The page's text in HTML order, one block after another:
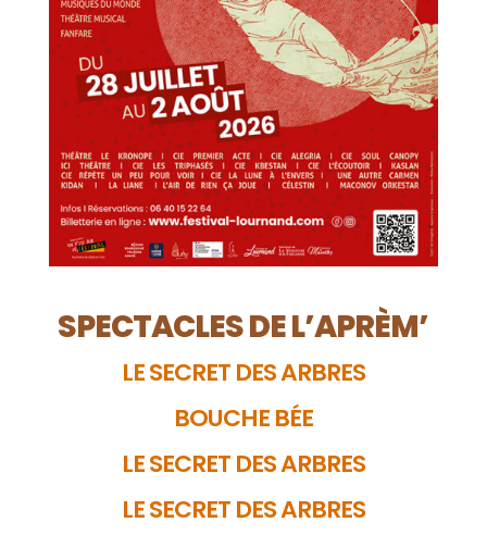
SPECTACLES DE L’APRÈM’
LE SECRET DES ARBRES
BOUCHE BÉE
LE SECRET DES ARBRES
LE SECRET DES ARBRES